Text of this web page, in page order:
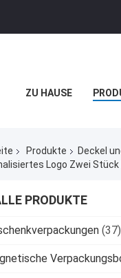
ZU HAUSE
Produkte
Deckel
PRODUKTE
(37)